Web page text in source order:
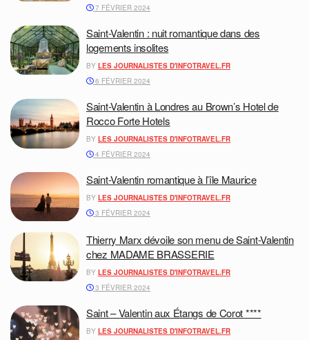
7 FÉVRIER 2024
Saint-Valentin : nuit romantique dans des
logements insolites
BY LES JOURNALISTES D'INFOTRAVEL.FR
6 FÉVRIER 2024
Saint-Valentin à Londres au Brown’s Hotel de
Rocco Forte Hotels
BY LES JOURNALISTES D'INFOTRAVEL.FR
4 FÉVRIER 2024
Saint-Valentin romantique à l’île Maurice
BY LES JOURNALISTES D'INFOTRAVEL.FR
3 FÉVRIER 2024
Thierry Marx dévoile son menu de Saint-Valentin
chez MADAME BRASSERIE
BY LES JOURNALISTES D'INFOTRAVEL.FR
3 FÉVRIER 2024
Saint – Valentin aux Étangs de Corot ****
BY LES JOURNALISTES D'INFOTRAVEL.FR